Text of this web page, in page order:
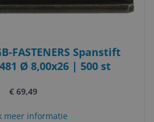
FASTENERS Spanstift
Ø 8,00x26 | 500 st
€ 69,49
meer informatie